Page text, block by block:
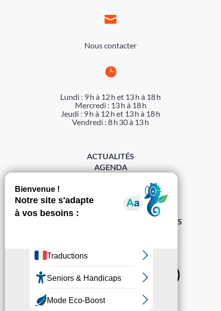

Nous contacter

Lundi : 9 h à 12 h et 13 h à 18 h
Mercredi : 13 h à 18 h
Jeudi : 9 h à 12 h et 13 h à 18 h
Vendredi : 8 h 30 à 13 h
Sur les réseaux
ACTUALITÉS
AGENDA
MENTIONS LÉGALES
PROTECTION DES DONNÉES
POLITIQUE DE GESTION DES COOKIES